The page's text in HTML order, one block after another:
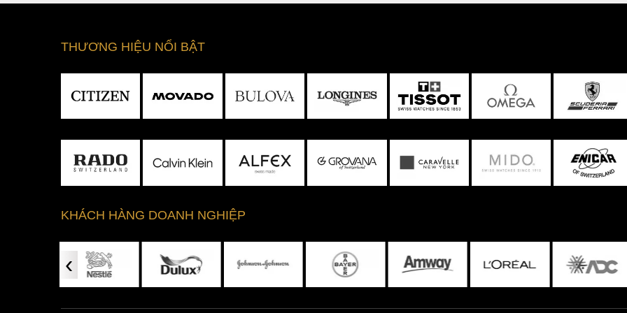
THƯƠNG HIỆU NỔI BẬT
KHÁCH HÀNG DOANH NGHIỆP
‹